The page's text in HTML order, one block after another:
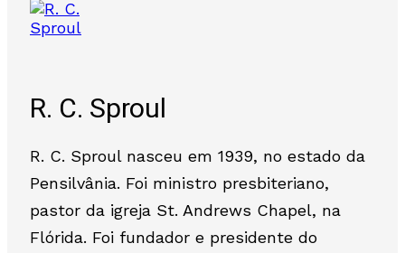
R. C. Sproul
R. C. Sproul nasceu em 1939, no estado da
Pensilvânia. Foi ministro presbiteriano,
pastor da igreja St. Andrews Chapel, na
Flórida. Foi fundador e presidente do